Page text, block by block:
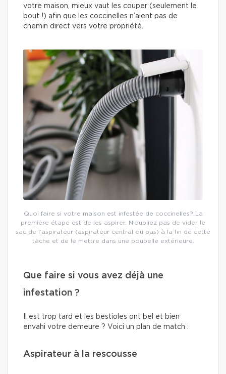
votre maison, mieux vaut les couper (seulement le
bout !) afin que les coccinelles n’aient pas de
chemin direct vers votre propriété.
Quoi faire si votre maison est infestée de coccinelles? La
première étape est de les aspirer. N’oubliez pas de vider le
sac de l’aspirateur (aspirateur central ou pas) à la fin de cette
tâche et de le mettre dans une poubelle extérieure.
Que faire si vous avez déjà une
infestation ?
Il est trop tard et les bestioles ont bel et bien
envahi votre demeure ? Voici un plan de match :
Aspirateur à la rescousse